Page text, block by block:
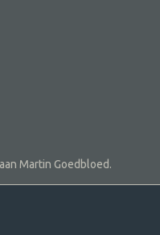
Martin Goedbloed.